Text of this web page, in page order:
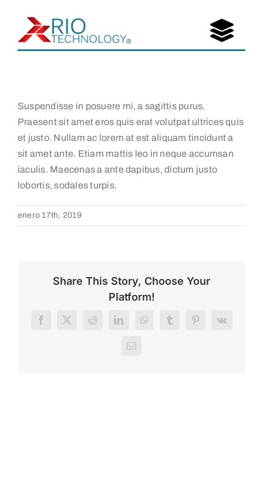
contenido
Nosotros
Entérate
Contáctanos
Suspendisse in posuere mi, a sagittis purus.
Praesent sit amet eros quis erat volutpat ultrices quis
et justo. Nullam ac lorem at est aliquam tincidunt a
sit amet ante. Etiam mattis leo in neque accumsan
iaculis. Maecenas a ante dapibus, dictum justo
lobortis, sodales turpis.
enero 17th, 2019
Share This Story, Choose Your
Platform!
Facebook
X RedditLinkedInWhatsAppTumblrPinterest
Vk
Correo